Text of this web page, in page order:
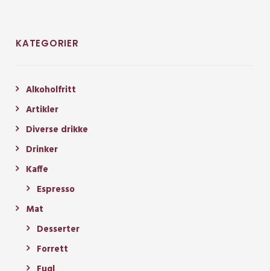
KATEGORIER
Alkoholfritt
Artikler
Diverse drikke
Drinker
Kaffe
Espresso
Mat
Desserter
Forrett